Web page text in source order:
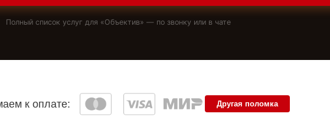
Полный список услуг для «Объектив» — по звонку или в чате
к оплате: Другая поломка